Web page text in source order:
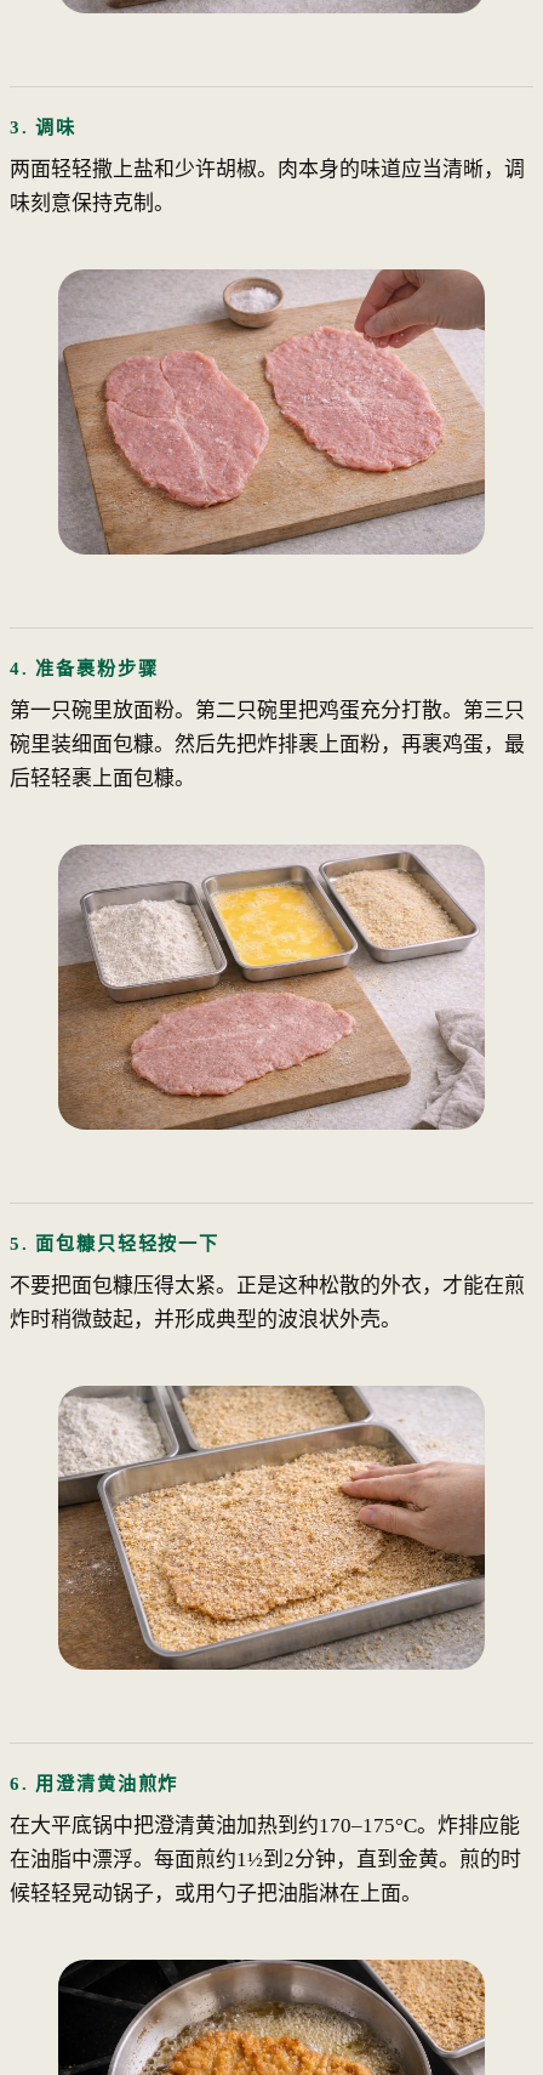
3. 调味
两面轻轻撒上盐和少许胡椒。肉本身的味道应当清晰，调
味刻意保持克制。
4. 准备裹粉步骤
第一只碗里放面粉。第二只碗里把鸡蛋充分打散。第三只
碗里装细面包糠。然后先把炸排裹上面粉，再裹鸡蛋，最
后轻轻裹上面包糠。
5. 面包糠只轻轻按一下
不要把面包糠压得太紧。正是这种松散的外衣，才能在煎
炸时稍微鼓起，并形成典型的波浪状外壳。
6. 用澄清黄油煎炸
在大平底锅中把澄清黄油加热到约170–175°C。炸排应能
在油脂中漂浮。每面煎约1½到2分钟，直到金黄。煎的时
候轻轻晃动锅子，或用勺子把油脂淋在上面。